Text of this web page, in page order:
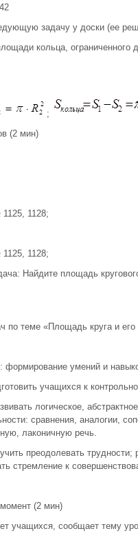
задачу у доски (ее
кольца, ограниченного
;
(2 мин)
1128;
1128;
Найдите площадь
по теме «Площадь круга и его
формирование умений и
учащихся к
логическое,
сравнения, аналогии,
лаконичную речь.
преодолевать
стремление к
(2 мин)
учащихся, сообщает тему